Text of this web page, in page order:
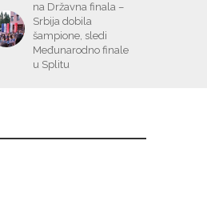
na Državna finala –
Srbija dobila
šampione, sledi
Međunarodno finale
u Splitu